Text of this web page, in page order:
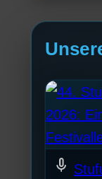
mic